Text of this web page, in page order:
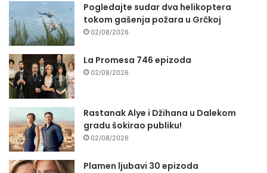
Pogledajte sudar dva helikoptera
tokom gašenja požara u Grčkoj
02/08/2026
La Promesa 746 epizoda
02/08/2026
Rastanak Alye i Džihana u Dalekom
gradu šokirao publiku!
02/08/2026
Plamen ljubavi 30 epizoda